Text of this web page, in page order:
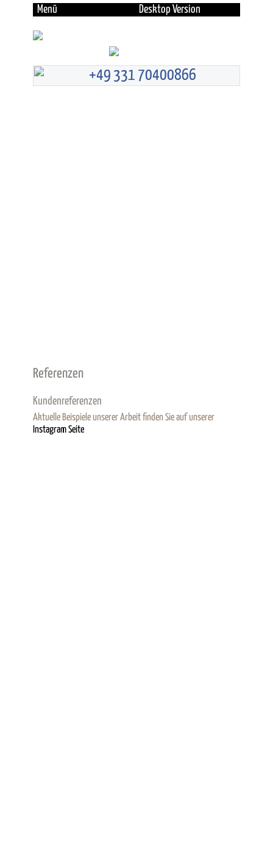
Menü Desktop Version
+49 331 70400866
Referenzen
Kundenreferenzen
Aktuelle Beispiele unserer Arbeit finden Sie auf unserer
Instagram Seite